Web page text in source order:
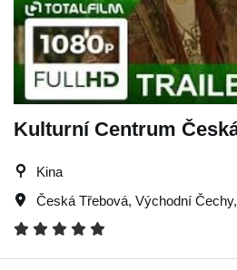
Kulturní Centrum
Kina
Česká Třebová, Východní Čechy,